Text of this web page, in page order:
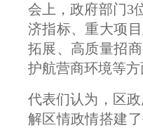
会上，政府部门3
济指标、重大项
拓展、高质量招
护航营商环境等方
代表们认为，区
解区情政情搭建